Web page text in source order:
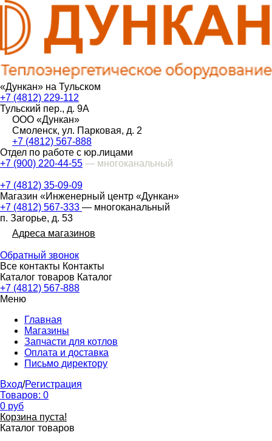
«Дункан» на Тульском
+7 (4812) 229-112
Тульский пер., д. 9А
ООО «Дункан»
Смоленск, ул. Парковая, д. 2
+7 (4812) 567-888
Отдел по работе с юр.лицами
+7 (900) 220-44-55 — многоканальный
+7 (4812) 35-09-09
Магазин «Инженерный центр «Дункан»
+7 (4812) 567-333 — многоканальный
п. Загорье, д. 53
Адреса магазинов
Обратный звонок
Все контакты Контакты
Каталог товаров Каталог
+7 (4812) 567-888
Меню
Главная
Магазины
Запчасти для котлов
Оплата и доставка
Письмо директору
Вход/Регистрация
Товаров: 0
0 руб
Корзина пуста!
Каталог товаров